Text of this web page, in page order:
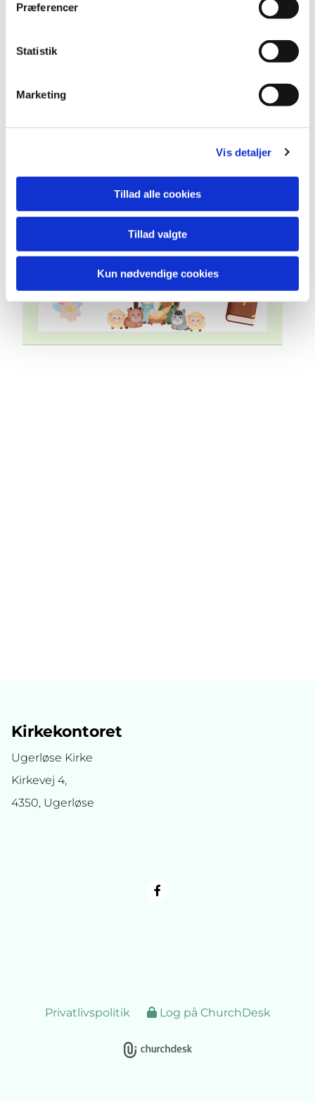
Præferencer
Statistik
Marketing
Vis detaljer
Tillad alle cookies
Tillad valgte
Kun nødvendige cookies
Kirkekontoret
Ugerløse Kirke
Kirkevej 4,
4350, Ugerløse
Privatlivspolitik Log på ChurchDesk